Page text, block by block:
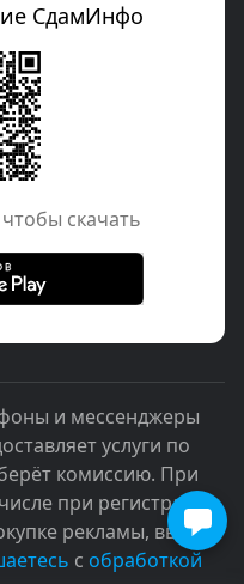
СдамИнфо
скачать
и мессенджеры
услуги по
комиссию. При
при регистрации,
рекламы, вы
с обработкой